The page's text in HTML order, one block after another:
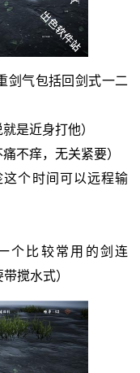
剑气包括回剑式一二
是近身打他）
不痒，无关紧要）
个时间可以远程输
个比较常用的剑连
搅水式）